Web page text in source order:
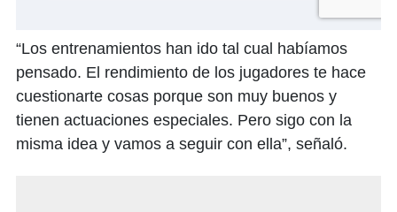
“Los entrenamientos han ido tal cual habíamos
pensado. El rendimiento de los jugadores te hace
cuestionarte cosas porque son muy buenos y
tienen actuaciones especiales. Pero sigo con la
misma idea y vamos a seguir con ella”, señaló.